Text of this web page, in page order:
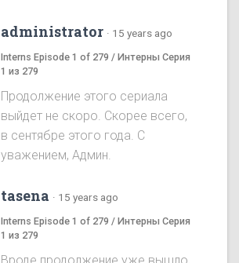
administrator · 15 years ago
Interns Episode 1 of 279 / Интерны Серия
1 из 279
Продолжение этого сериала
выйдет не скоро. Скорее всего,
в сентябре этого года. С
уважением, Админ.
tasena · 15 years ago
Interns Episode 1 of 279 / Интерны Серия
1 из 279